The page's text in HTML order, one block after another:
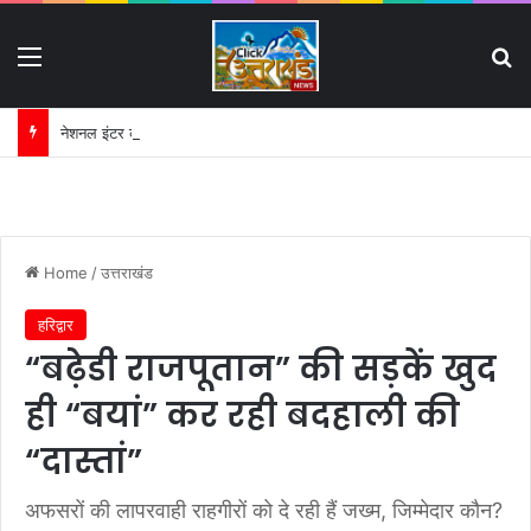
नेशनल इंटर कॉलेज धनौरी की जमीन विवाद में हाईकोर्ट का अहम निर्देश:
Home /उत्तराखंड
हरिद्वार
“बढ़ेडी राजपूतान” की सड़कें खुद
ही “बयां” कर रही बदहाली की
“दास्तां”
अफसरों की लापरवाही राहगीरों को दे रही हैं जख्म, जिम्मेदार कौन?